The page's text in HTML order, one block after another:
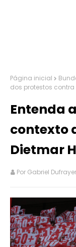
Página inicial
dos protestos contra
Entenda
contexto
Dietmar
Por Gabriel Dufrayer